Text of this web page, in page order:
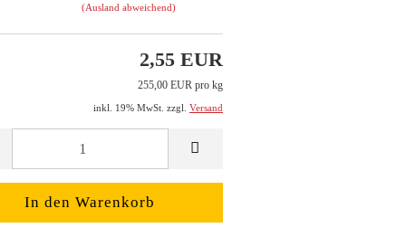
(Ausland abweichend)
2,55 EUR
255,00 EUR pro kg
inkl. 19% MwSt. zzgl. Versand